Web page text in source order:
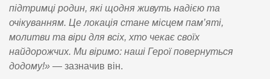
підтримці родин, які щодня живуть надією та
очікуванням. Це локація стане місцем пам’яті,
молитви та віри для всіх, хто чекає своїх
найдорожчих. Ми віримо: наші Герої повернуться
додому!» — зазначив він.